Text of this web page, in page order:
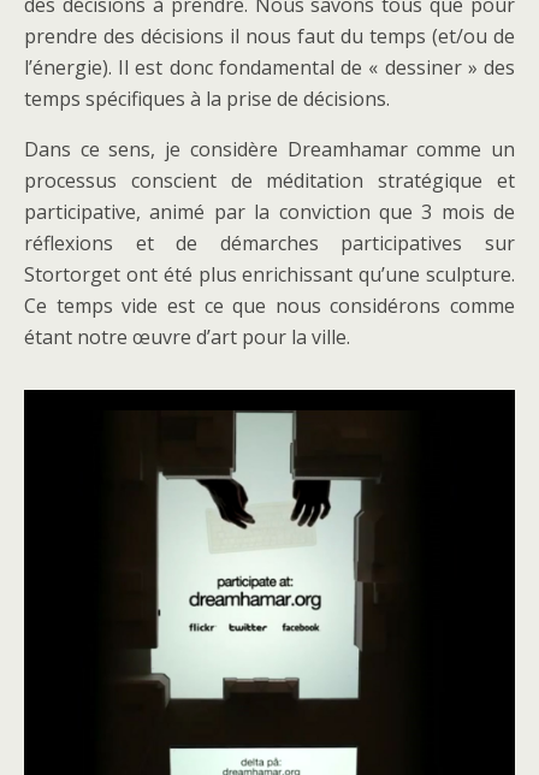
prendre des décisions il nous faut du temps (et/ou de
l’énergie). Il est donc fondamental de « dessiner » des
temps spécifiques à la prise de décisions.
Dans ce sens, je considère Dreamhamar comme un
processus conscient de méditation stratégique et
participative, animé par la conviction que 3 mois de
réflexions et de démarches participatives sur
Stortorget ont été plus enrichissant qu’une sculpture.
Ce temps vide est ce que nous considérons comme
étant notre œuvre d’art pour la ville.